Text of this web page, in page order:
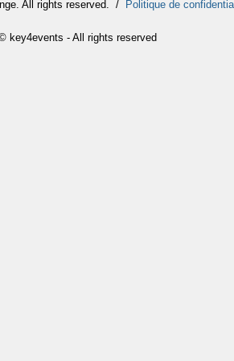
All rights reserved. / Politique de
key4events - All rights reserved